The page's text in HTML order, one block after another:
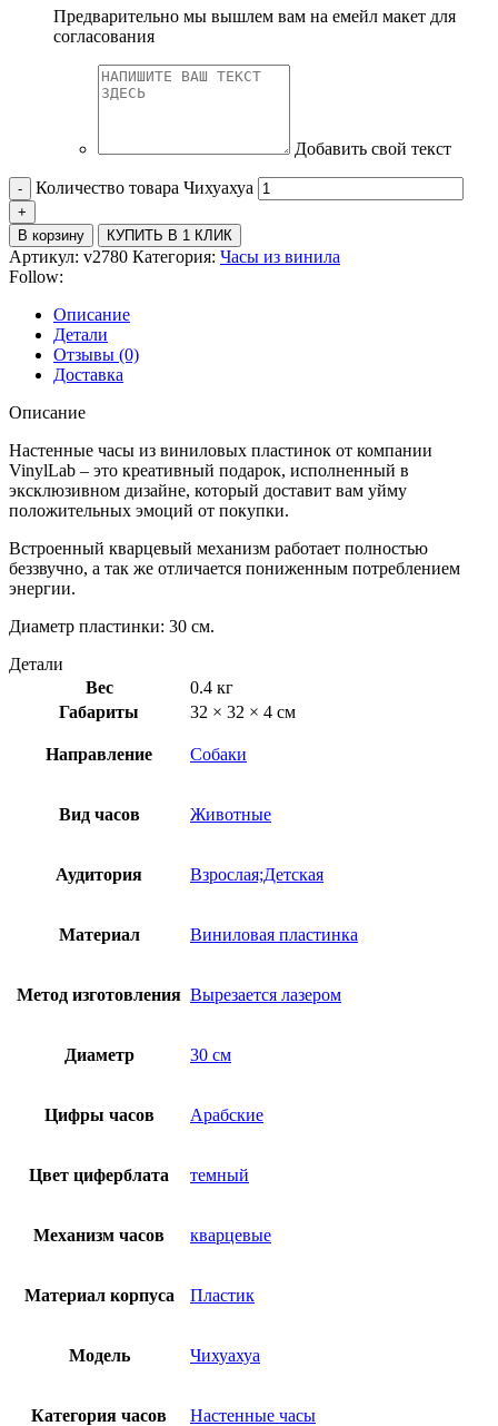
Предварительно мы вышлем вам на емейл макет для
согласования
Добавить свой текст
Количество товара Чихуахуа
В корзину КУПИТЬ В 1 КЛИК
Артикул: v2780 Категория: Часы из винила
Follow:
Описание
Детали
Отзывы (0)
Доставка
Описание
Настенные часы из виниловых пластинок от компании
VinylLab – это креативный подарок, исполненный в
эксклюзивном дизайне, который доставит вам уйму
положительных эмоций от покупки.
Встроенный кварцевый механизм работает полностью
беззвучно, а так же отличается пониженным потреблением
энергии.
Диаметр пластинки: 30 см.
Детали
Вес
0.4 кг
Габариты
32 × 32 × 4 см
Направление Собаки
Вид часов Животные
Аудитория Взрослая;Детская
Материал Виниловая пластинка
Метод изготовления Вырезается лазером
Диаметр 30 см
Цифры часов Арабские
Цвет циферблата темный
Механизм часов кварцевые
Материал корпуса Пластик
Модель Чихуахуа
Категория часов Настенные часы